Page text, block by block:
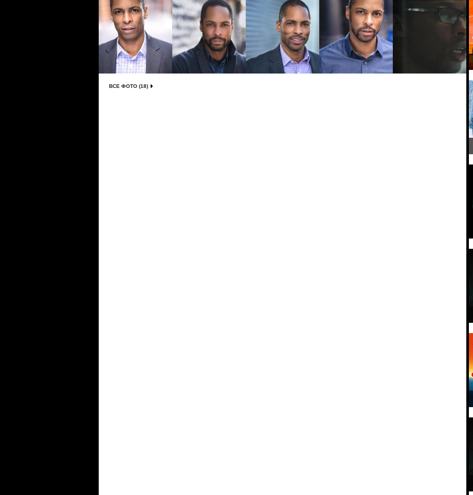
ВСЕ ФОТО (18)